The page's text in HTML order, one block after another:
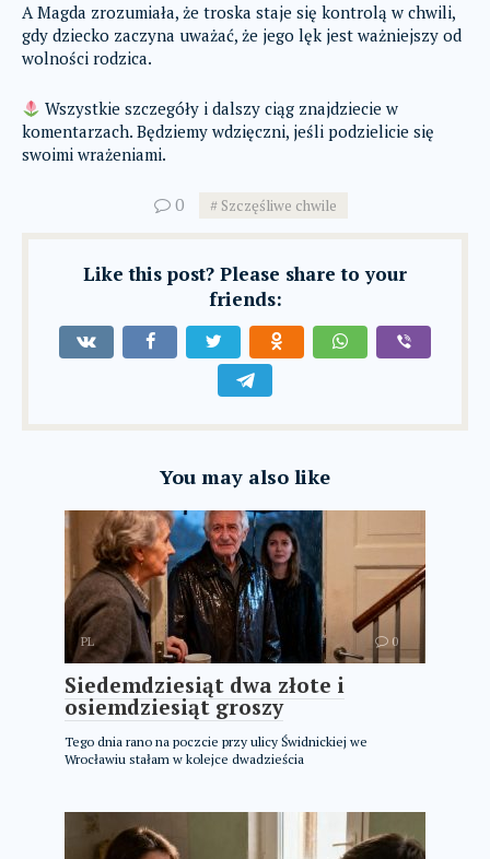
A Magda zrozumiała, że troska staje się kontrolą w chwili,
gdy dziecko zaczyna uważać, że jego lęk jest ważniejszy od
wolności rodzica.
Wszystkie szczegóły i dalszy ciąg znajdziecie w
komentarzach. Będziemy wdzięczni, jeśli podzielicie się
swoimi wrażeniami.
0 Szczęśliwe chwile
Like this post? Please share to your
friends:
You may also like
PL 0
Siedemdziesiąt dwa złote i
osiemdziesiąt groszy
Tego dnia rano na poczcie przy ulicy Świdnickiej we
Wrocławiu stałam w kolejce dwadzieścia